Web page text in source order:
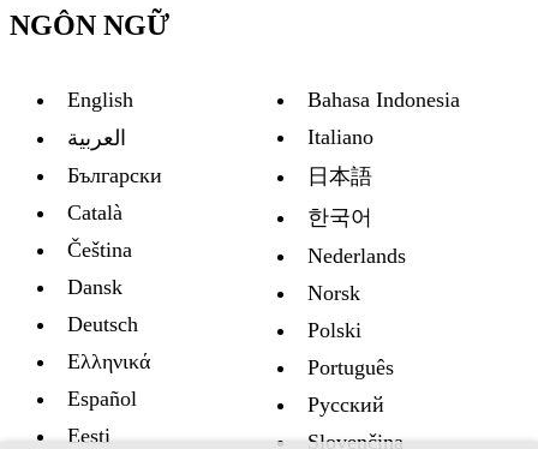
NGÔN NGỮ
English
العربية
Български
Català
Čeština
Dansk
Deutsch
Ελληνικά
Español
Eesti
Bahasa Indonesia
Italiano
日本語
한국어
Nederlands
Norsk
Polski
Português
Русский
Slovenčina